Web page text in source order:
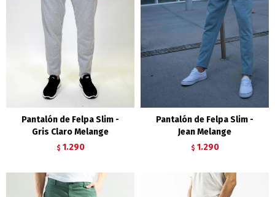
Pantalón de Felpa Slim -
Gris Claro Melange
$ 1.290
Pantalón de Felpa Slim -
Jean Melange
$ 1.290